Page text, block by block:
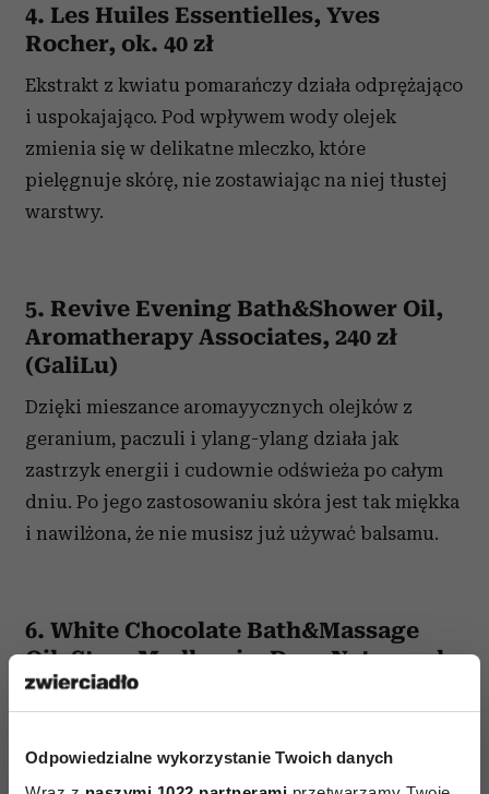
Odpowiedzialne wykorzystanie Twoich danych
4. Les Huiles Essentielles, Yves
Rocher, ok. 40 zł
Ekstrakt z kwiatu pomarańczy działa odprężająco
i uspokajająco. Pod wpływem wody olejek
zmienia się w delikatne mleczko, które
pielęgnuje skórę, nie zostawiając na niej tłustej
warstwy.
5. Revive Evening Bath&Shower Oil,
Aromatherapy Associates, 240 zł
(GaliLu)
Dzięki mieszance aromayycznych olejków z
geranium, paczuli i ylang-ylang działa jak
zastrzyk energii i cudownie odświeża po całym
dniu. Po jego zastosowaniu skóra jest tak miękka
i nawilżona, że nie musisz już używać balsamu.
6. White Chocolate Bath&Massage
Oil, Stara Mydlarnia, Dary Natury, ok.
18 zł
jego przyjemny czekoladowy zapach uspokaja i